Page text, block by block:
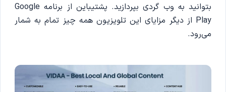
بتوانید به وب گردی بپردازید. پشتیباین از برنامه Google
Play از دیگر مزایای این تلویزیون همه چیز تمام به شمار
می‌رود.